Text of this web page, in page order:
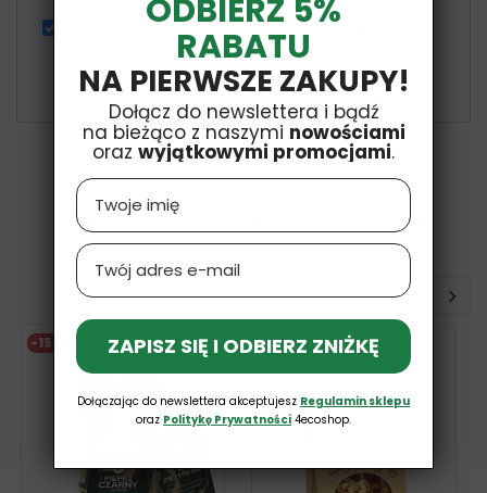
£2,79
14 INNYCH PRODUKTÓW W TEJ SAMEJ
KATEGORII:
-15% -15%
ODBIERZ 5%
RABATU
NA PIERWSZE ZAKUPY!
Dołącz do newslettera i bądź
na bieżąco z naszymi nowościami
oraz wyjątkowymi promocjami.
Name
Email
ZAPISZ SIĘ I ODBIERZ ZNIŻKĘ
Dołączając do newslettera akceptujesz Regulamin sklepu
oraz Politykę Prywatności 4ecoshop.